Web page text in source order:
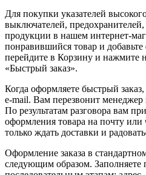
Для покупки указателей
выключателей,
продукции в нашем интернет-
понравившийся товар и добавьте
перейдите в Корзину и нажмите
«Быстрый заказ».
Когда оформляете быстрый
e-mail. Вам перезвонит менеджер
По результатам разговора вам
оформления товара на почту
только ждать доставки и
Оформление заказа в
следующим образом.